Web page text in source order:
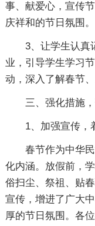
事、献爱心，宣传
庆祥和的节日氛围。
3、让学生认真
业，引导学生学习
动，深入了解春节
三、强化措施
1、加强宣传，
春节作为中华
化内涵。放假前，
俗扫尘、祭祖、贴
宣传，增进了广大
厚的节日氛围。各